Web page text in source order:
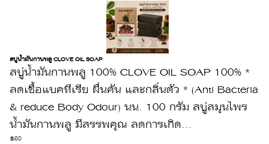
สบู่น้ำมันกานพลู CLOVE OIL SOAP
สบู่น้ำมันกานพลู 100% CLOVE OIL SOAP 100% *
ลดเชื้อแบคทีเรีย ผื่นคัน และกลิ่นตัว * (Anti Bacteria
& reduce Body Odour) นน. 100 กรัม สบู่สมุนไพร
น้ำมันกานพลู มีสรรพคุณ ลดการเกิด...
฿80